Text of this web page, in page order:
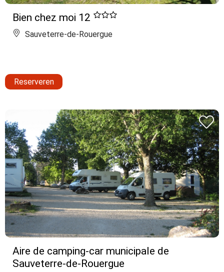
Bien chez moi 12
Sauveterre-de-Rouergue
Reserveren
Aire de camping-car municipale de
Sauveterre-de-Rouergue